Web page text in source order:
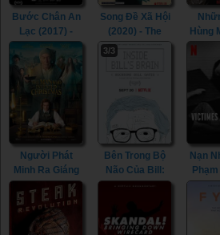
Bước Chân An
Lạc (2017) -
Walk With Me
(2017)
Song Đề Xã Hội
(2020) - The
Social Dilemma
Hùng
White
Người Phát
Minh Ra Giáng
Sinh (2017) -
The Man Who
Invented
Christmas
3/3
Bên Trong Bộ
Não Của Bill:
Giải Mã Bill
Brain: Decoding
Nạn